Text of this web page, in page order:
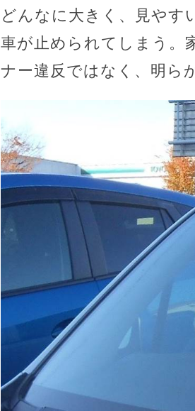
どんなに大きく、見やす
車が止められてしまう。
ナー違反ではなく、明ら